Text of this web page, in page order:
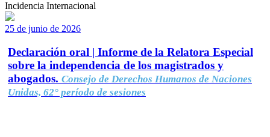
Incidencia Internacional
25 de junio de 2026
Declaración oral | Informe de la Relatora Especial
sobre la independencia de los magistrados y
abogados. Consejo de Derechos Humanos de Naciones
Unidas, 62° período de sesiones